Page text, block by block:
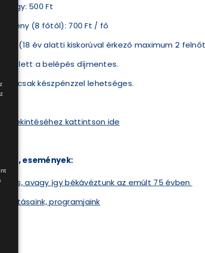
jegy: 500 Ft
(8 főtől): 700 Ft / fő
(18 év alatti kiskorúval érkező maximum 2
felett a belépés díjmentes.
csak készpénzzel lehetséges.
kattintson ide
események:
avagy így békávéztunk az emúlt 75 évben
programjaink